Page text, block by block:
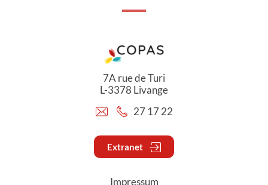
7A rue de Turi
L-3378 Livange
27 17 22
Extranet
Impressum